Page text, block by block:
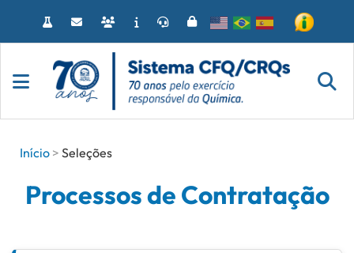
o
Início
Seleções
Processos de Contratação